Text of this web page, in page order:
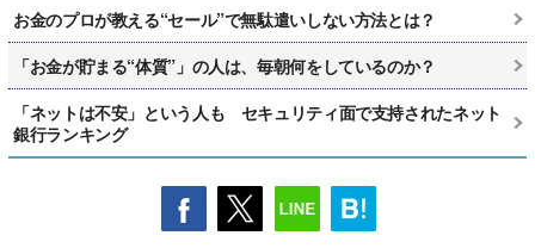
お金のプロが教える“セール”で無駄遣いしない方法とは？
「お金が貯まる“体質”」の人は、毎朝何をしているのか？
「ネットは不安」という人も セキュリティ面で支持されたネット
銀行ランキング